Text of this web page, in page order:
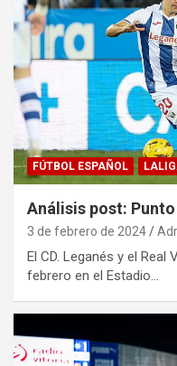
FÚTBOL ESPAÑOL
Análisis post:
3 de febrero de 2024
El CD. Leganés y el
febrero en el Estadio…